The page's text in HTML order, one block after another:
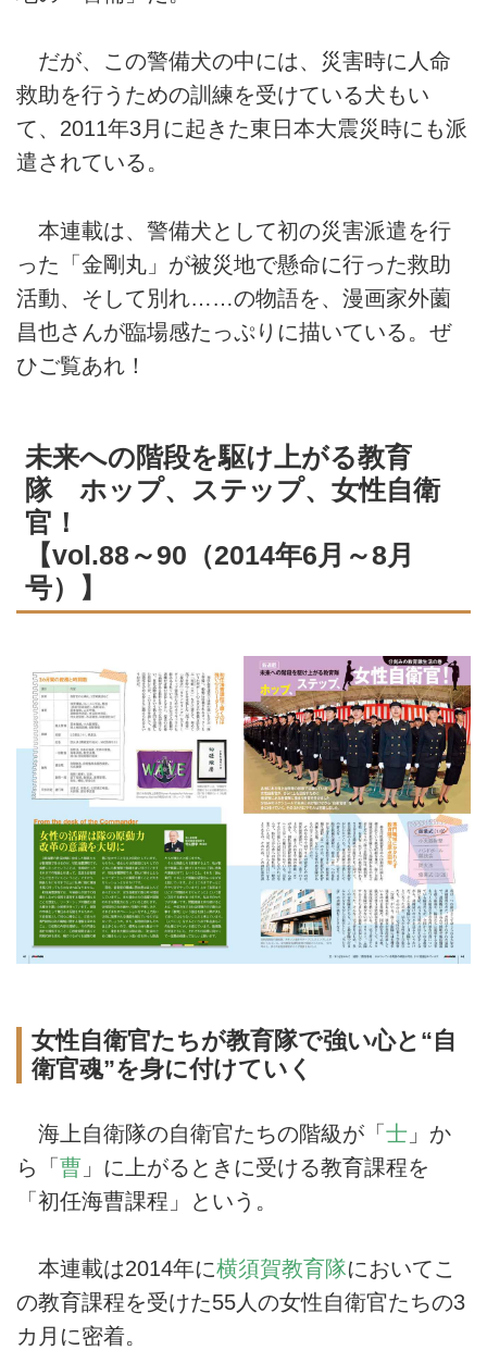
だが、この警備犬の中には、災害時に人命
救助を行うための訓練を受けている犬もい
て、2011年3月に起きた東日本大震災時にも派
遣されている。
本連載は、警備犬として初の災害派遣を行
った「金剛丸」が被災地で懸命に行った救助
活動、そして別れ……の物語を、漫画家外薗
昌也さんが臨場感たっぷりに描いている。ぜ
ひご覧あれ！
未来への階段を駆け上がる教育
隊 ホップ、ステップ、女性自衛
官！
【vol.88～90（2014年6月～8月
号）】
女性自衛官たちが教育隊で強い心と“自
衛官魂”を身に付けていく
海上自衛隊の自衛官たちの階級が「 士 」か
ら「 曹 」に上がるときに受ける教育課程を
「初任海曹課程」という。
本連載は2014年に横須賀教育隊においてこ
の教育課程を受けた55人の女性自衛官たちの3
カ月に密着。